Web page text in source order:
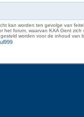
kan worden ten gevolge van
forum, waarvan KAA Gent
worden voor de inhoud van